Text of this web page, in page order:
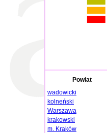
Powiat
wadowicki
kolneński
Warszawa
krakowski
m. Kraków